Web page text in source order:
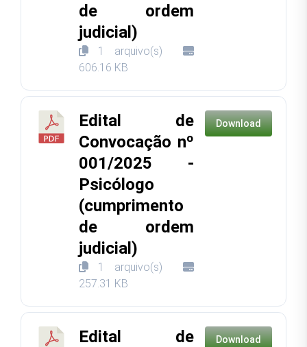
de ordem
judicial)
1 arquivo(s)
606.16 KB
Edital de
Convocação nº
001/2025 -
Psicólogo
(cumprimento
de ordem
judicial)
1 arquivo(s)
257.31 KB
Download
Edital de
Download